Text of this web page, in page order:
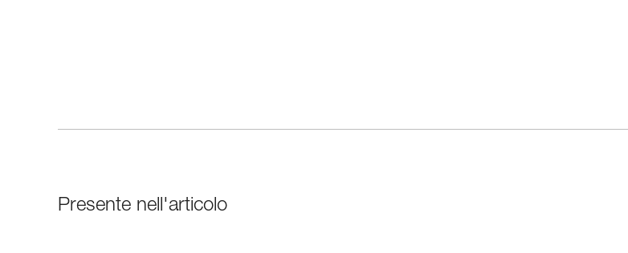
Presente nell'articolo